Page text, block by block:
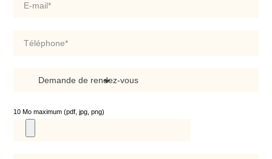
10 Mo maximum (pdf, jpg, png)